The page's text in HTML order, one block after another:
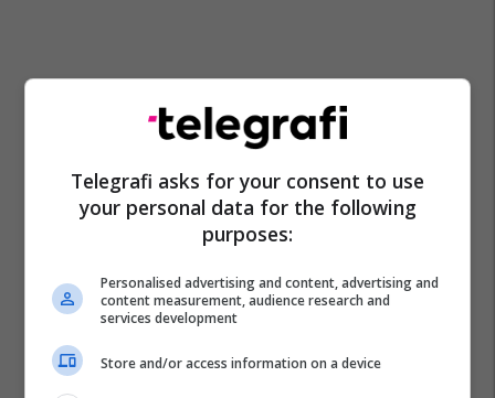
Arben Fetai
Qeveria E Maqedonisë Së Veriut
Telegrafi asks for your consent to use
your personal data for the following
purposes:
Personalised advertising and content, advertising and
content measurement, audience research and
services development
Store and/or access information on a device